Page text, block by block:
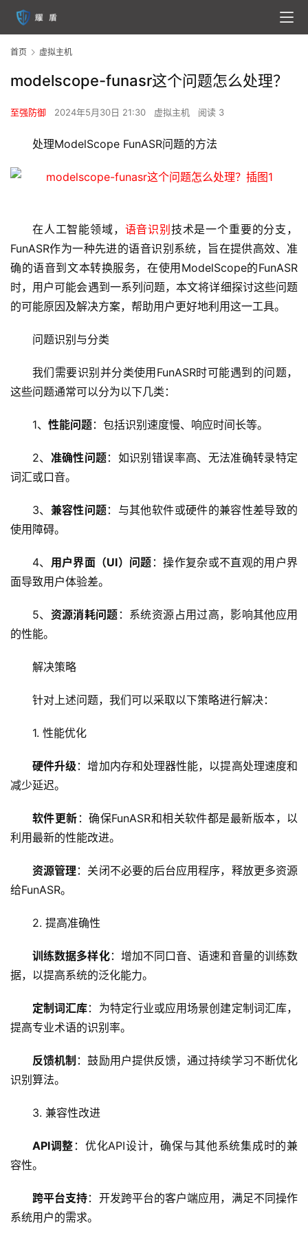
服
务
首页 虚拟主机
modelscope-funasr这个问题怎么处理？
至强防御 2024年5月30日 21:30 虚拟主机 阅读 3
处理ModelScope FunASR问题的方法
在人工智能领域， 语音识别 技术是一个重要的分支，
FunASR作为一种先进的语音识别 系统，旨在提供高效、准
确的语音到文本转换服务，在使用ModelScope的FunASR
时，用户可能会遇到一系列问题，本文将详细探讨这些问题
的可能原因及解决方案，帮助用户更好地利用这一工具。
问题识别与分类
我们需要识别并分类使用FunASR时可能遇到的问题，
这些问题通常可以分为以下几类：
1、 性能问题：包括识别速度慢、响应时间长等。
2、 准确性问题：如识别错误率高、无法准确转录特定
词汇或口音。
3、 兼容性问题：与其他软件或硬件的兼容性差导致的
使用障碍。
4、 用户界面（UI）问题 ：操作复杂或不直观的用户界
面导致用户体验差。
5、 资源消耗问题 ：系统资源占用过高，影响其他应用
的性能。
解决策略
针对上述问题，我们可以采取以下策略进行解决：
1. 性能优化
硬件升级 ：增加内存和处理器性能，以提高处理速度和
减少延迟。
软件更新 ：确保FunASR和相关软件都是最新版本，以
利用最新的性能改进。
资源管理 ：关闭不必要的后台应用程序，释放更多资源
给FunASR。
2. 提高准确性
训练数据多样化：增加不同口音、语速和音量的训练数
据，以提高系统的泛化能力。
定制词汇库：为特定行业或应用场景创建定制词汇库，
提高专业术语的识别率。
反馈机制 ：鼓励用户提供反馈，通过持续学习不断优化
识别算法。
3. 兼容性改进
API调整 ：优化API设计，确保与其他系统集成时的兼
容性。
跨平台支持：开发跨平台的客户端应用，满足不同操作
系统用户的需求。